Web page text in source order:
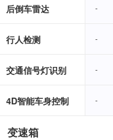
后倒车雷达 -
行人检测 -
交通信号灯识别 -
4D智能车身控制 -
变速箱
-
-
-
-